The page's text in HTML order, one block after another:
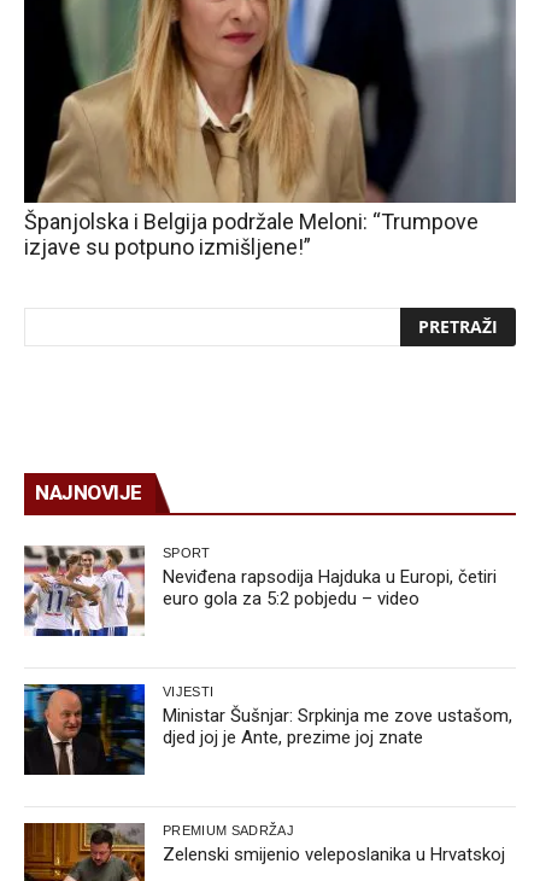
Španjolska i Belgija podržale Meloni: “Trumpove
izjave su potpuno izmišljene!”
NAJNOVIJE
SPORT
Neviđena rapsodija Hajduka u Europi, četiri
euro gola za 5:2 pobjedu – video
VIJESTI
Ministar Šušnjar: Srpkinja me zove ustašom,
djed joj je Ante, prezime joj znate
PREMIUM SADRŽAJ
Zelenski smijenio veleposlanika u Hrvatskoj